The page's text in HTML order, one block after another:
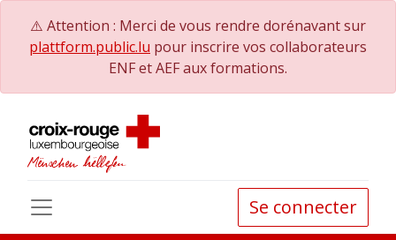
⚠️ Attention : Merci de vous rendre dorénavant sur
plattform.public.lu pour inscrire vos collaborateurs
ENF et AEF aux formations.
Se connecter